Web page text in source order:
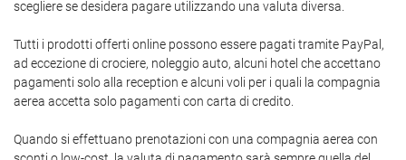
scegliere se desidera pagare utilizzando una valuta diversa.
Tutti i prodotti offerti online possono essere pagati tramite PayPal,
ad eccezione di crociere, noleggio auto, alcuni hotel che accettano
pagamenti solo alla reception e alcuni voli per i quali la compagnia
aerea accetta solo pagamenti con carta di credito.
Quando si effettuano prenotazioni con una compagnia aerea con